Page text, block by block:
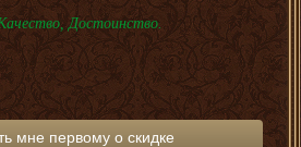
Достоинство.
мне первому о скидке